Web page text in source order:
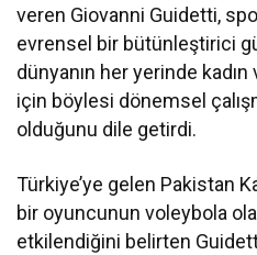
veren Giovanni Guidetti,
evrensel bir bütünleştirici
dünyanın her yerinde
için böylesi dönemsel
olduğunu dile getirdi.
Türkiye’ye gelen Pakistan
bir oyuncunun voleybola
etkilendiğini belirten